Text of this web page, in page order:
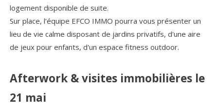
logement disponible de suite.
Sur place, l’équipe EFCO IMMO pourra vous présenter un
lieu de vie calme disposant de jardins privatifs, d'une aire
de jeux pour enfants, d'un espace fitness outdoor.
Afterwork & visites immobilières le
21 mai